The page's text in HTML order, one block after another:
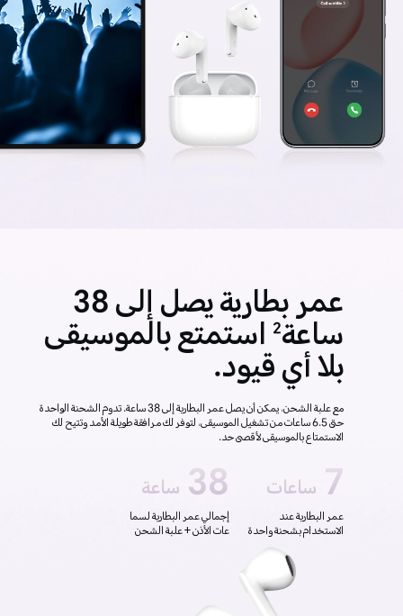
عمر بطارية يصل إلى 38
ساعة2 استمتع بالموسيقى
بلا أي قيود.
مع علبة الشحن، يمكن أن يصل عمر البطارية إلى 38 ساعة. تدوم الشحنة الواحدة
حتى 6.5 ساعات من تشغيل الموسيقى، لتوفر لك مرافقة طويلة الأمد وتتيح لك
الاستمتاع بالموسيقى لأقصى حد.
7 ساعات
عمر البطارية عند
الاستخدام بشحنة واحدة
38 ساعة
إجمالي عمر البطارية لسما
عات الأذن + علبة الشحن